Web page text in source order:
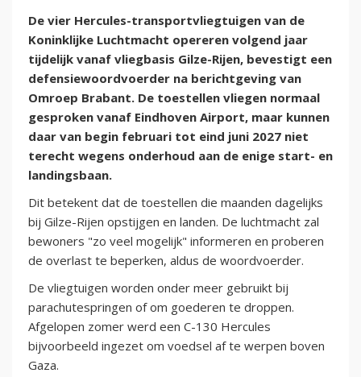
De vier Hercules-transportvliegtuigen van de
Koninklijke Luchtmacht opereren volgend jaar
tijdelijk vanaf vliegbasis Gilze-Rijen, bevestigt een
defensiewoordvoerder na berichtgeving van
Omroep Brabant. De toestellen vliegen normaal
gesproken vanaf Eindhoven Airport, maar kunnen
daar van begin februari tot eind juni 2027 niet
terecht wegens onderhoud aan de enige start- en
landingsbaan.
Dit betekent dat de toestellen die maanden dagelijks
bij Gilze-Rijen opstijgen en landen. De luchtmacht zal
bewoners "zo veel mogelijk" informeren en proberen
de overlast te beperken, aldus de woordvoerder.
De vliegtuigen worden onder meer gebruikt bij
parachutespringen of om goederen te droppen.
Afgelopen zomer werd een C-130 Hercules
bijvoorbeeld ingezet om voedsel af te werpen boven
Gaza.